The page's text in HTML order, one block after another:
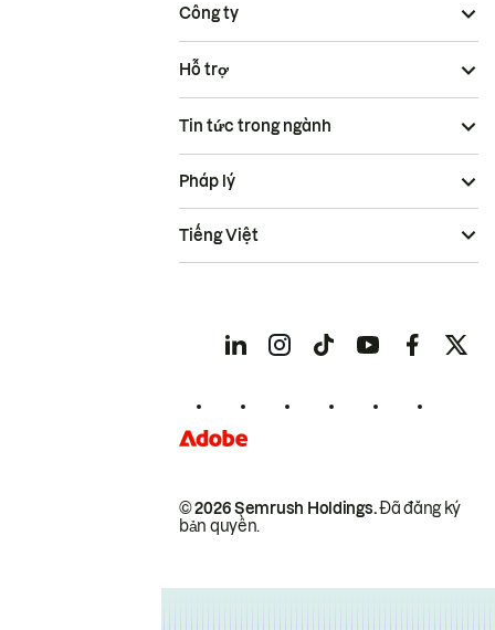
Công ty
Hỗ trợ
Tin tức trong ngành
© 2026 Semrush Holdings.Đã đăng ký
bản quyền.
Pháp lý
Tiếng Việt